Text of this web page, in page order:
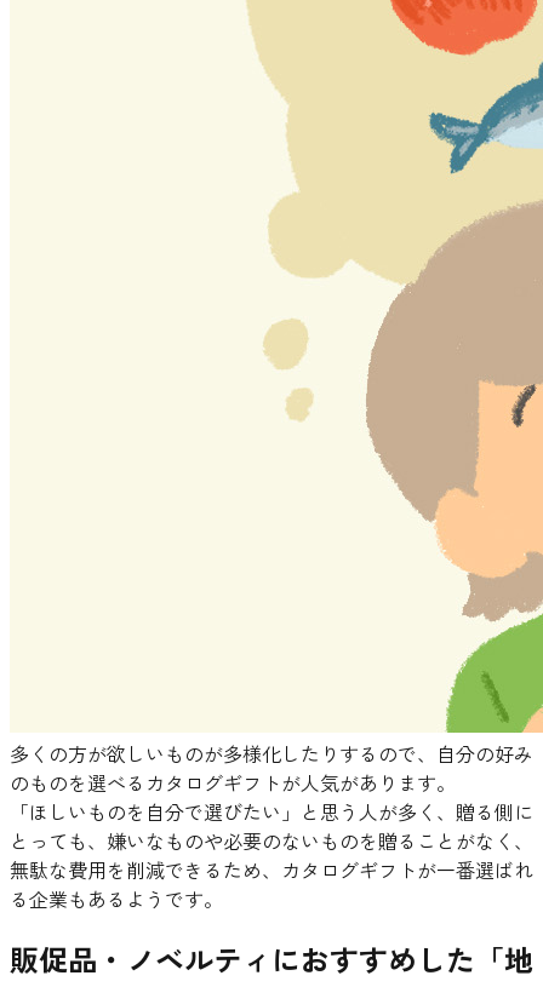
多くの方が欲しいものが多様化したりするので、自分の好み
のものを選べるカタログギフトが人気があります。
「ほしいものを自分で選びたい」と思う人が多く、贈る側に
とっても、嫌いなものや必要のないものを贈ることがなく、
無駄な費用を削減できるため、カタログギフトが一番選ばれ
る企業もあるようです。
販促品・ノベルティにおすすめした「地